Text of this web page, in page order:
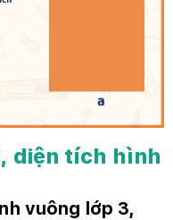
diện tích hình
vuông lớp 3,